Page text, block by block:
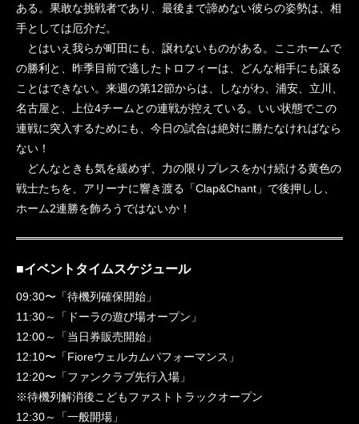
ある。果敢な挑戦者であり、最後まで諦めない彼らの姿勢は、相
手としては厄介だ。
とはいえ我らが町田にも、譲れないものがある。ここホームで
の勝利と、昨季目前で逃したトロフィーは、どんな相手にも譲る
ことはできない。来週の第12節からは、しながわ、浦安、立川、
名古屋と、上位4チームとの連戦が控えている。いい状態でこの
連戦に突入するためにも、今日の試合は絶対に勝たなければなら
ない！
どんなときも気を緩めず、力の限りプレスをかけ続ける黄色の
戦士たちを、アリーナに響き渡る「Clap&Chant」で後押しし、
ホーム2連勝を飾ろうではないか！
■イベントタイムスケジュール
09:30〜「待機列確保開始」
11:30～「ドーラの遊び場オープン」
12:00～「当日券販売開始」
12:10〜「Fioreウェルカムパフォーマンス」
12:20〜「ファンクラブ先行入場」
※待機列解消後こどもファストトラックオープン
12:30～「一般開場」